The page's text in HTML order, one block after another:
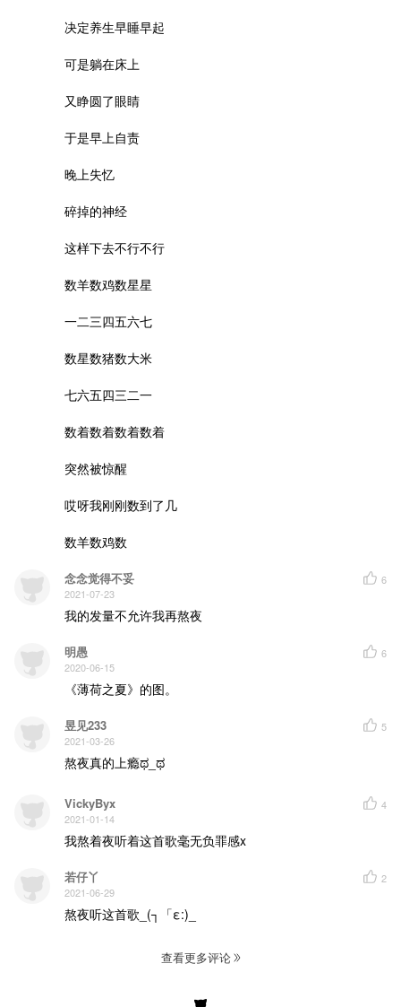
决定养生早睡早起
可是躺在床上
又睁圆了眼睛
于是早上自责
晚上失忆
碎掉的神经
这样下去不行不行
数羊数鸡数星星
一二三四五六七
数星数猪数大米
七六五四三二一
数着数着数着数着
突然被惊醒
哎呀我刚刚数到了几
数羊数鸡数
念念觉得不妥
2021-07-23
6
我的发量不允许我再熬夜
明愚
2020-06-15
6
《薄荷之夏》的图。
昱见233
2021-03-26
5
熬夜真的上瘾ಥ_ಥ
VickyByx
2021-01-14
4
我熬着夜听着这首歌毫无负罪感x
若仔丫
2021-06-29
2
熬夜听这首歌_(┐「ε:)_
查看更多评论